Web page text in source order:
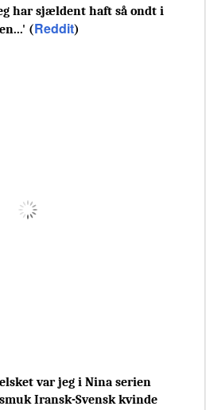
har sjældent haft så ondt i
(Reddit)
var jeg i Nina serien
Iransk-Svensk kvinde